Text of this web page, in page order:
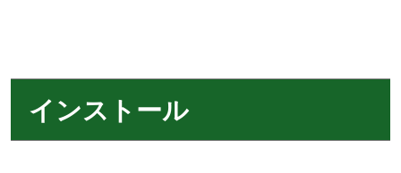
インストール